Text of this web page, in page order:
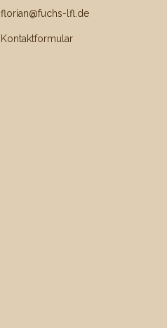
florian@fuchs-lfl.de
Kontaktformular